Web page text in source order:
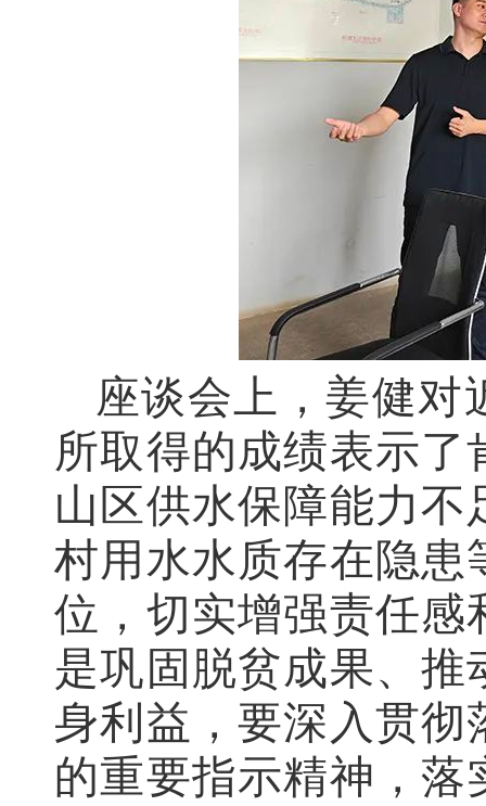
座谈会上，姜健对
所取得的成绩表示
山区供水保障能力
村用水水质存在隐患
位，切实增强责任感
是巩固脱贫成果、
身利益，要深入贯
的重要指示精神，